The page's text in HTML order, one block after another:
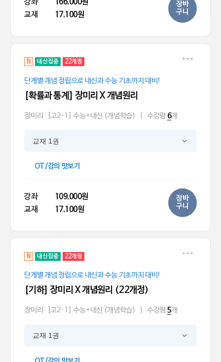
강좌
166,000원
교재
17,100원
장바
구니
N 내신집중 22개정
단계별 개념 정립으로 내신과 수능 기초까지 대비!
[확률과 통계] 장미리 X 개념원리
장미리 [고2·1] 수능+내신 (개념학습) 수강평 6개
교재 1권
OT/강의 맛보기
강좌
109,000원
교재
17,100원
장바
구니
N 내신집중 22개정
단계별 개념 정립으로 내신과 수능 기초까지 대비!
[기하] 장미리 X 개념원리 (22개정)
장미리 [고2·1] 수능+내신 (개념학습) 수강평 5개
교재 1권